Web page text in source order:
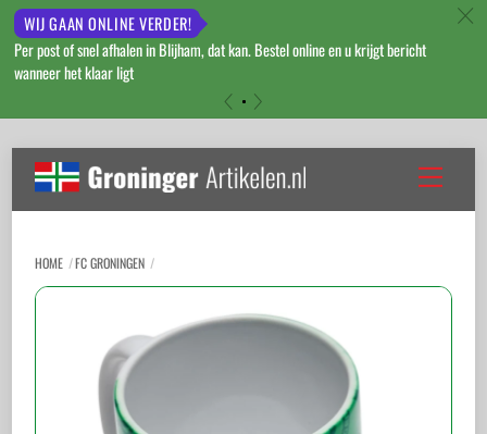
WIJ GAAN ONLINE VERDER!
Per post of snel afhalen in Blijham, dat kan. Bestel online en u krijgt bericht
wanneer het klaar ligt
c
content
Menu
HOME FC GRONINGEN